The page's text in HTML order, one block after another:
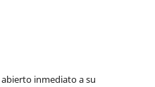
inmediato a su